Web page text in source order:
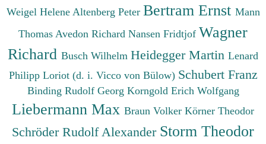
Weigel Helene Altenberg Peter Bertram Ernst Mann
Thomas Avedon Richard Nansen Fridtjof Wagner
Richard Busch Wilhelm Heidegger Martin Lenard
Philipp Loriot (d. i. Vicco von Bülow) Schubert Franz
Binding Rudolf Georg Korngold Erich Wolfgang
Liebermann Max Braun Volker Körner Theodor
Schröder Rudolf Alexander Storm Theodor